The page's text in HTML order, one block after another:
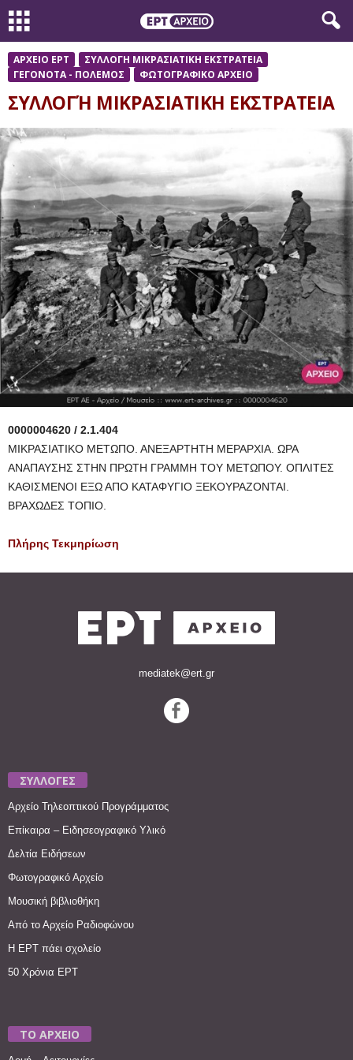
ΑΡΧΕΙΟ ΕΡΤ
ΣΥΛΛΟΓΗ ΜΙΚΡΑΣΙΑΤΙΚΗ ΕΚΣΤΡΑΤΕΙΑ
ΓΕΓΟΝΟΤΑ - ΠΟΛΕΜΟΣ
ΦΩΤΟΓΡΑΦΙΚΟ ΑΡΧΕΙΟ
ΣΥΛΛΟΓΉ ΜΙΚΡΑΣΙΑΤΙΚΗ ΕΚΣΤΡΑΤΕΙΑ
0000004620 / 2.1.404
ΜΙΚΡΑΣΙΑΤΙΚΟ ΜΕΤΩΠΟ. ΑΝΕΞΑΡΤΗΤΗ ΜΕΡΑΡΧΙΑ. ΩΡΑ
ΑΝΑΠΑΥΣΗΣ ΣΤΗΝ ΠΡΩΤΗ ΓΡΑΜΜΗ ΤΟΥ ΜΕΤΩΠΟΥ. ΟΠΛΙΤΕΣ
ΚΑΘΙΣΜΕΝΟΙ ΕΞΩ ΑΠΟ ΚΑΤΑΦΥΓΙΟ ΞΕΚΟΥΡΑΖΟΝΤΑΙ.
ΒΡΑΧΩΔΕΣ ΤΟΠΙΟ.
Πλήρης Τεκμηρίωση
mediatek@ert.gr
ΣΥΛΛΟΓΕΣ
Αρχείο Τηλεοπτικού Προγράμματος
Επίκαιρα – Ειδησεογραφικό Υλικό
Δελτία Ειδήσεων
Φωτογραφικό Αρχείο
Μουσική βιβλιοθήκη
Από το Αρχείο Ραδιοφώνου
Η ΕΡΤ πάει σχολείο
50 Χρόνια ΕΡΤ
ΤΟ ΑΡΧΕΙΟ